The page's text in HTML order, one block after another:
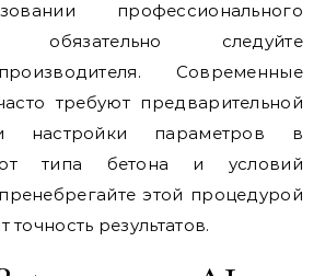
профессионального
обязательно следуйте
Современные
требуют предварительной
настройки параметров в
от типа бетона и условий
этой процедурой
точность результатов.